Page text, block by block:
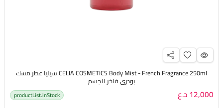
CELIA COSMETICS Body Mist - French Fragrance 250ml سيليا عطر مسك
بودري فاخر للجسم
12,000 د.ع productList.inStock